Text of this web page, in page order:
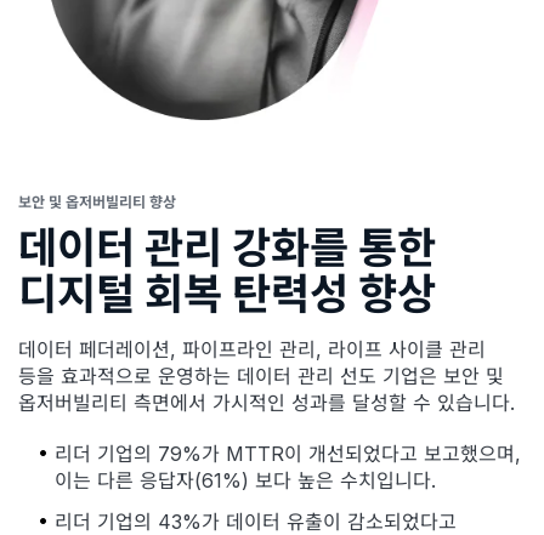
보안 및 옵저버빌리티 향상
데이터 관리 강화를 통한
디지털 회복 탄력성 향상
데이터 페더레이션, 파이프라인 관리, 라이프 사이클 관리
등을 효과적으로 운영하는 데이터 관리 선도 기업은 보안 및
옵저버빌리티 측면에서 가시적인 성과를 달성할 수 있습니다.
리더 기업의 79%가 MTTR이 개선되었다고 보고했으며,
이는 다른 응답자(61%) 보다 높은 수치입니다.
리더 기업의 43%가 데이터 유출이 감소되었다고